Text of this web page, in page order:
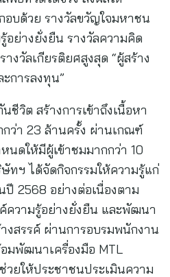
อบด้วย รางวัลขวัญใจมหาชน
อย่างยั่งยืน รางวัลความคิด
งวัลเกียรติยศสูงสุด “ผู้สร้าง
การลงทุน”
ชีวิต สร้างการเข้าถึงเนื้อหา
กว่า 23 ล้านครั้ง ผ่านเกณฑ์
นดให้มีผู้เข้าชมมากกว่า 10
ทฯ ได้จัดกิจกรรมให้ความรู้แก่
2568 อย่างต่อเนื่องตาม
ความรู้อย่างยั่งยืน และพัฒนา
งสรรค์ ผ่านการอบรมพนักงาน
มพัฒนาเครื่องมือ MTL
วยให้ประชาชนประเมินความ